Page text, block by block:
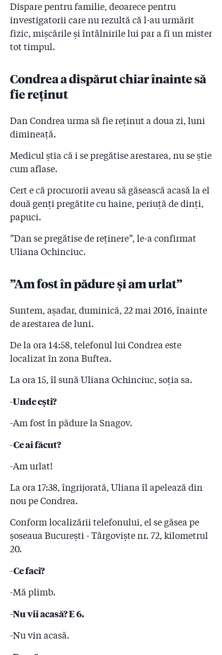
Dispare pentru familie, deoarece pentru
investigatorii care nu rezultă că l-au urmărit
fizic, mișcările și întâlnirile lui par a fi un mister
tot timpul.
Condrea a dispărut chiar înainte să
fie reținut
Dan Condrea urma să fie reținut a doua zi, luni
dimineață.
Medicul știa că i se pregătise arestarea, nu se știe
cum aflase.
Cert e că procurorii aveau să găsească acasă la el
două genți pregătite cu haine, periuță de dinți,
papuci.
”Dan se pregătise de reținere”, le-a confirmat
Uliana Ochinciuc.
”Am fost în pădure și am urlat”
Suntem, așadar, duminică, 22 mai 2016, înainte
de arestarea de luni.
De la ora 14:58, telefonul lui Condrea este
localizat în zona Buftea.
La ora 15, îl sună Uliana Ochinciuc, soția sa.
-Unde ești?
-Am fost în pădure la Snagov.
-Ce ai făcut?
-Am urlat!
La ora 17:38, îngrijorată, Uliana îl apelează din
nou pe Condrea.
Conform localizării telefonului, el se găsea pe
șoseaua București - Târgoviște nr. 72, kilometrul
20.
-Ce faci?
-Mă plimb.
-Nu vii acasă? E 6.
-Nu vin acasă.